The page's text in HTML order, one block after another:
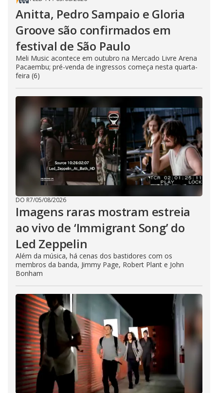
Anitta, Pedro Sampaio e Gloria
Groove são confirmados em
festival de São Paulo
Meli Music acontece em outubro na Mercado Livre Arena
Pacaembu; pré-venda de ingressos começa nesta quarta-
feira (6)
DO R7/05/08/2026
Imagens raras mostram estreia
ao vivo de ‘Immigrant Song’ do
Led Zeppelin
Além da música, há cenas dos bastidores com os
membros da banda, Jimmy Page, Robert Plant e John
Bonham